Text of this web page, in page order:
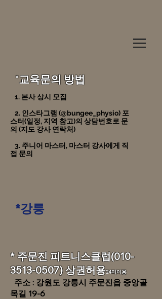
*교육문의 방법
1. 본사 상시 모집
2. 인스타그램 (@bungee_physio) 포
스터(일정, 지역 참고)의 상담번호로 문
의 (지도 강사 연락처)
3. 주니어 마스터, 마스터 강사에게 직
접 문의
*강릉
​​* 주문진 피트니스클럽(010-
3513-0507) 상권허용24미이용
​주소 : 강원도 강릉시 주문진읍 중앙골
목길 19-6